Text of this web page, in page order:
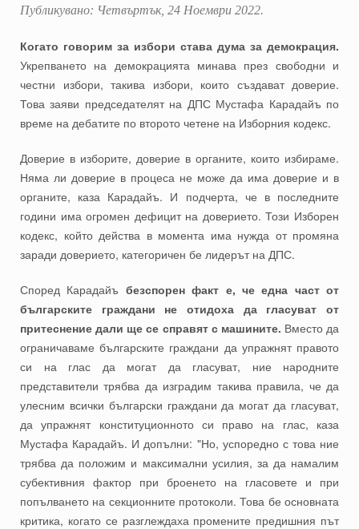
Публикувано: Четвъртък, 24 Ноември 2022.
Когато говорим за избори става дума за демокрация.
Укрепването на демокрацията минава през свободни и
честни избори, такива избори, които създават доверие.
Това заяви председателят на ДПС Мустафа Карадайъ по
време на дебатите по второто четене на Изборния кодекс.
Доверие в изборите, доверие в органите, които избираме.
Няма ли доверие в процеса не може да има доверие и в
органите, каза Карадайъ. И подчерта, че в последните
години има огромен дефицит на доверието. Този Изборен
кодекс, който действа в момента има нужда от промяна
заради доверието, категоричен бе лидерът на ДПС.
Според Карадайъ безспорен факт е, че една част от
българските граждани не отидоха да гласуват от
притеснение дали ще се справят с машините. Вместо да
ограничаваме българските граждани да упражнят правото
си на глас да могат да гласуват, ние народните
представители трябва да изградим такива правила, че да
улесним всички български граждани да могат да гласуват,
да упражнят конституционното си право на глас, каза
Мустафа Карадайъ. И допълни: "Но, успоредно с това ние
трябва да положим и максимални усилия, за да намалим
субективния фактор при броенето на гласовете и при
попълването на секционните протоколи. Това бе основната
критика, когато се разглеждаха промените предишния път